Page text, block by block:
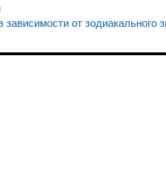
от зодиакального